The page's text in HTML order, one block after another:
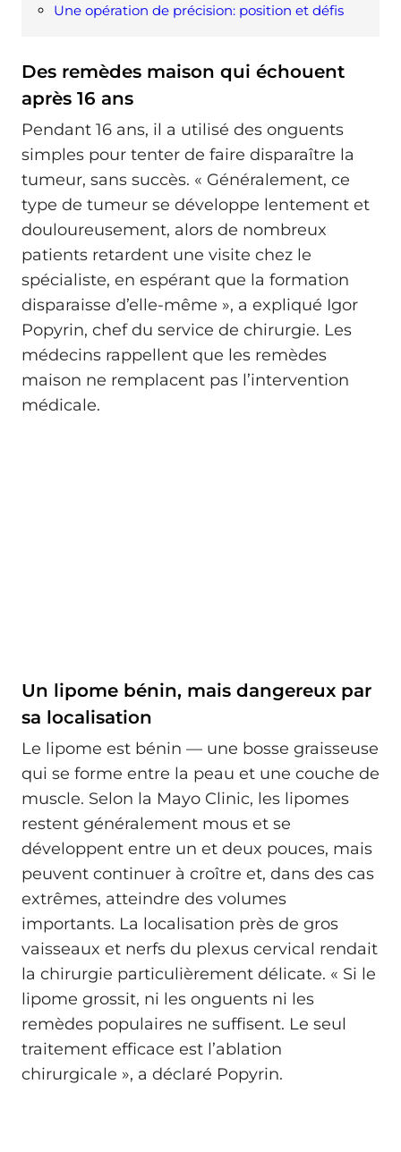
Une opération de précision: position et défis
Des remèdes maison qui échouent
après 16 ans
Pendant 16 ans, il a utilisé des onguents
simples pour tenter de faire disparaître la
tumeur, sans succès. « Généralement, ce
type de tumeur se développe lentement et
douloureusement, alors de nombreux
patients retardent une visite chez le
spécialiste, en espérant que la formation
disparaisse d’elle-même », a expliqué Igor
Popyrin, chef du service de chirurgie. Les
médecins rappellent que les remèdes
maison ne remplacent pas l’intervention
médicale.
Un lipome bénin, mais dangereux par
sa localisation
Le lipome est bénin — une bosse graisseuse
qui se forme entre la peau et une couche de
muscle. Selon la Mayo Clinic, les lipomes
restent généralement mous et se
développent entre un et deux pouces, mais
peuvent continuer à croître et, dans des cas
extrêmes, atteindre des volumes
importants. La localisation près de gros
vaisseaux et nerfs du plexus cervical rendait
la chirurgie particulièrement délicate. « Si le
lipome grossit, ni les onguents ni les
remèdes populaires ne suffisent. Le seul
traitement efficace est l’ablation
chirurgicale », a déclaré Popyrin.